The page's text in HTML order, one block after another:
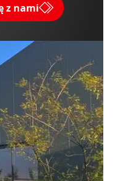
z nami